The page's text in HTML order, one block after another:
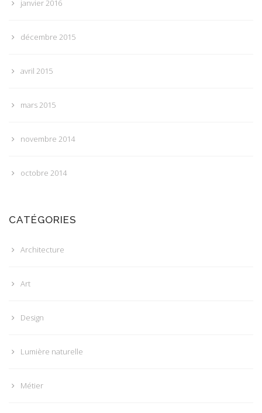
janvier 2016
décembre 2015
avril 2015
mars 2015
novembre 2014
octobre 2014
CATÉGORIES
Architecture
Art
Design
Lumière naturelle
Métier